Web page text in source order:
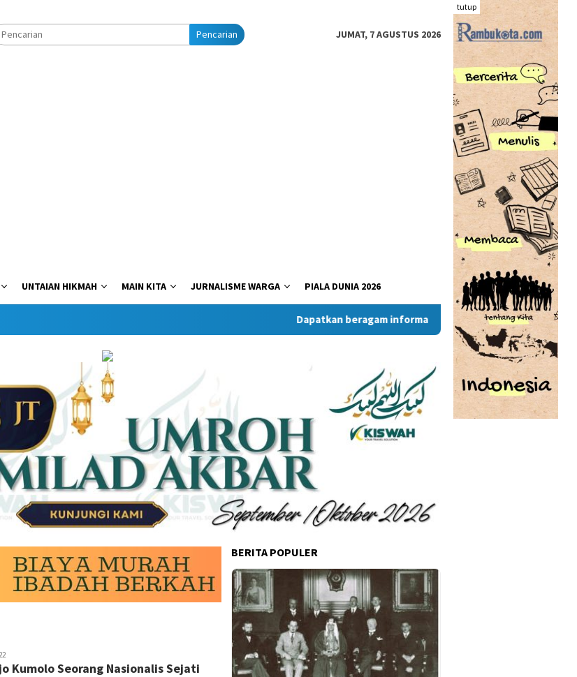
tutup
Pencarian JUMAT, 7 AGUSTUS 2026
UNTAIAN HIKMAH MAIN KITA JURNALISME WARGA PIALA DUNIA 2026
Dapatkan beragam informasi dan berita menarik dari situs
Kumolo Seorang Nasionalis Sejati
BERITA POPULER